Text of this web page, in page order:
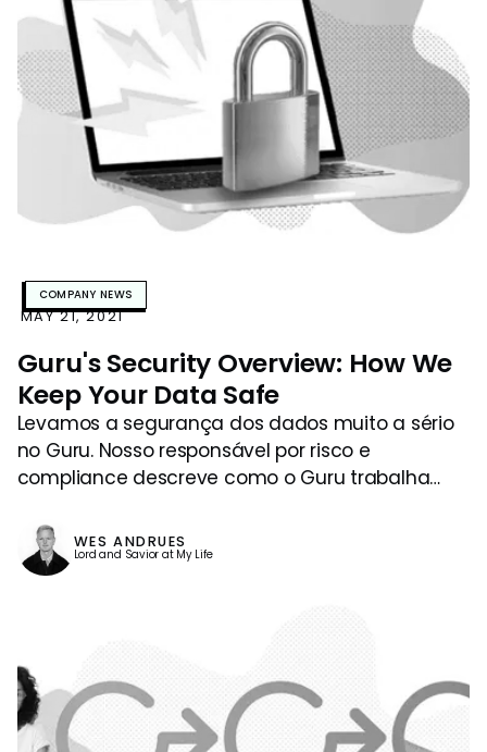
COMPANY NEWS
MAY 21, 2021
Guru's Security Overview: How We
Keep Your Data Safe
Levamos a segurança dos dados muito a sério
no Guru. Nosso responsável por risco e
compliance descreve como o Guru trabalha
limitar a ingestão de dados sensíveis e
proporcionar tranquilidade às equipes
WES ANDRUES
Lord and Savior at My Life